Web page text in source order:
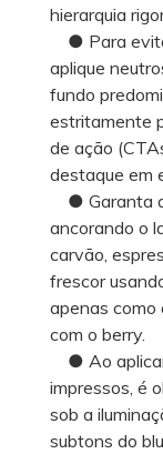
hierarquia
● Para
aplique
fundo
estritamente
de ação
destaque em
● Garanta
ancorando o
carvão,
frescor
apenas
com o berry.
● Ao
impressos, é
sob a
subtons do